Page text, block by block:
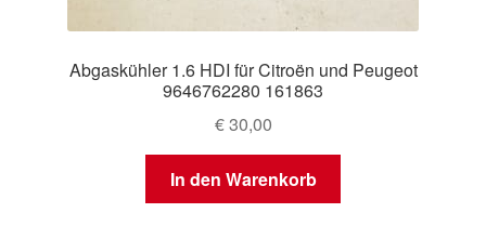
Abgaskühler 1.6 HDI für Citroën und Peugeot
9646762280 161863
€30,00
In den Warenkorb